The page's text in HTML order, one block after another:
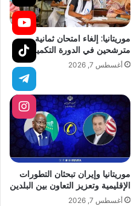
موريتانيا: إلغاء امتحان ثمانية
مترشحين في الدورة التكميلية
أغسطس 7, 2026
موريتانيا وإيران تبحثان التطورات
الإقليمية وتعزيز التعاون بين البلدين
أغسطس 7, 2026